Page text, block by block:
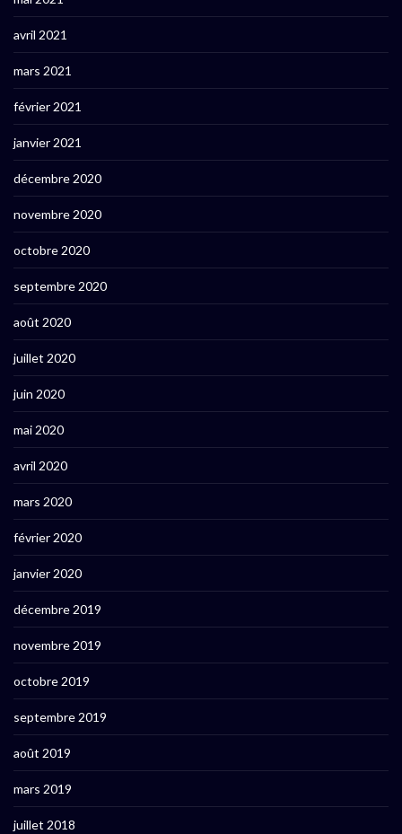
avril 2021
mars 2021
février 2021
janvier 2021
décembre 2020
novembre 2020
octobre 2020
septembre 2020
août 2020
juillet 2020
juin 2020
mai 2020
avril 2020
mars 2020
février 2020
janvier 2020
décembre 2019
novembre 2019
octobre 2019
septembre 2019
août 2019
mars 2019
juillet 2018